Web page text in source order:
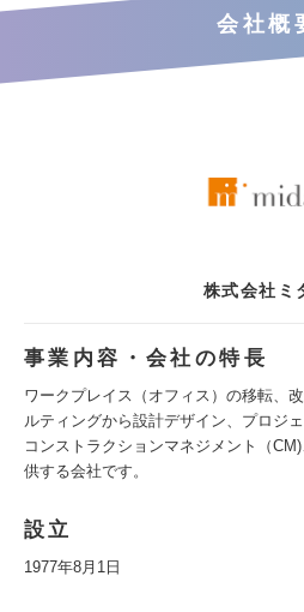
会社概
株式会社ミ
事業内容・会社の特長
ワークプレイス（オフィス）の移転、
ルティングから設計デザイン、プロジ
コンストラクションマネジメント（
供する会社です。
設立
1977年8月1日